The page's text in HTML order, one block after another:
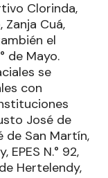
Clorinda,
Zanja Cuá,
el
de Mayo.
se
con
José de
de San Martín,
EPES N.° 92,
Hertelendy,